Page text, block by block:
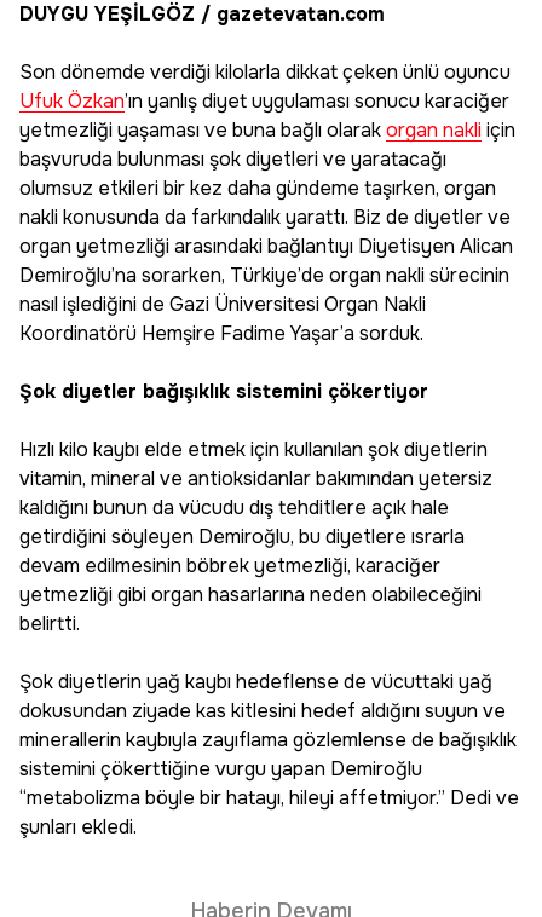
DUYGU YEŞİLGÖZ / gazetevatan.com
Son dönemde verdiği kilolarla dikkat çeken ünlü oyuncu
Ufuk Özkan’ın yanlış diyet uygulaması sonucu karaciğer
yetmezliği yaşaması ve buna bağlı olarakorgan nakliiçin
başvuruda bulunması şok diyetleri ve yaratacağı
olumsuz etkileri bir kez daha gündeme taşırken, organ
nakli konusunda da farkındalık yarattı. Biz de diyetler ve
organ yetmezliği arasındaki bağlantıyı Diyetisyen Alican
Demiroğlu’na sorarken, Türkiye’de organ nakli sürecinin
nasıl işlediğini de Gazi Üniversitesi Organ Nakli
Koordinatörü Hemşire Fadime Yaşar’a sorduk.
Şok diyetler bağışıklık sistemini çökertiyor
Hızlı kilo kaybı elde etmek için kullanılan şok diyetlerin
vitamin, mineral ve antioksidanlar bakımından yetersiz
kaldığını bunun da vücudu dış tehditlere açık hale
getirdiğini söyleyen Demiroğlu, bu diyetlere ısrarla
devam edilmesinin böbrek yetmezliği, karaciğer
yetmezliği gibi organ hasarlarına neden olabileceğini
belirtti.
Şok diyetlerin yağ kaybı hedeflense de vücuttaki yağ
dokusundan ziyade kas kitlesini hedef aldığını suyun ve
minerallerin kaybıyla zayıflama gözlemlense de bağışıklık
sistemini çökerttiğine vurgu yapan Demiroğlu
“metabolizma böyle bir hatayı, hileyi affetmiyor.” Dedi ve
şunları ekledi.
Haberin Devamı